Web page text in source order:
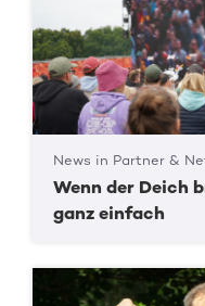
News in Partner &
Wenn der Deich
ganz einfach